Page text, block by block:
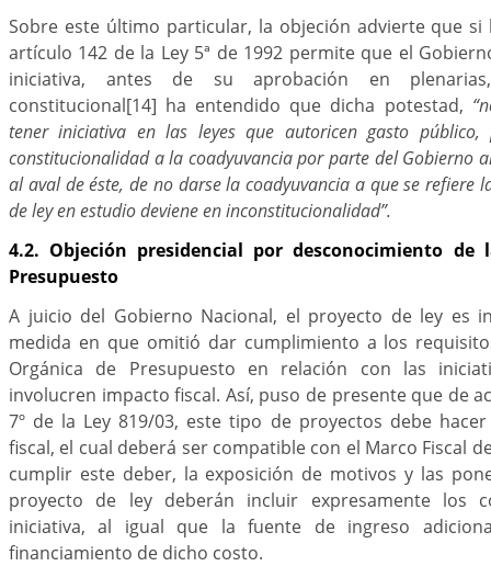
Sobre este último particular, la objeción advierte que
artículo 142 de la Ley 5ª de 1992 permite que el
iniciativa, antes de su aprobación en
constitucional[14] ha entendido que dicha potestad,
tener iniciativa en las leyes que autoricen gasto público,
constitucionalidad a la coadyuvancia por parte del Gobierno
al aval de éste, de no darse la coadyuvancia a que se refiere
de ley en estudio deviene en inconstitucionalidad”.
4.2. Objeción presidencial por desconocimiento de
Presupuesto
A juicio del Gobierno Nacional, el proyecto de ley es
medida en que omitió dar cumplimiento a los
Orgánica de Presupuesto en relación con las
involucren impacto fiscal. Así, puso de presente que de
7º de la Ley 819/03, este tipo de proyectos debe
fiscal, el cual deberá ser compatible con el Marco Fiscal
cumplir este deber, la exposición de motivos y las
proyecto de ley deberán incluir expresamente los
iniciativa, al igual que la fuente de ingreso
financiamiento de dicho costo.